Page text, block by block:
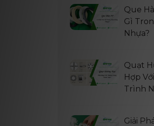
Que
Gì
Nhựa?
Quạt
Hợp
Trình
Giải